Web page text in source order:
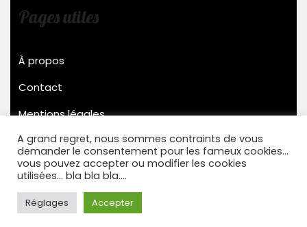
Pages utiles
À propos
Contact
Mentions légales
Stensys © 2022
A grand regret, nous sommes contraints de vous
demander le consentement pour les fameux cookies...
vous pouvez accepter ou modifier les cookies
utilisées... bla bla bla....
Réglages Accepter